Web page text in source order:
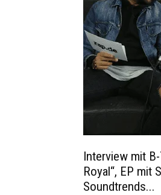
Interview mit
Royal“, EP mit
Soundtrends...